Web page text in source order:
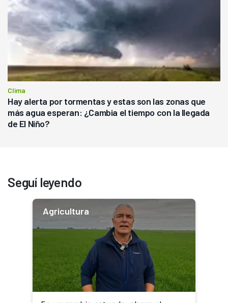
Clima
Hay alerta por tormentas y estas son las zonas que
más agua esperan: ¿Cambia el tiempo con la llegada
de El Niño?
Seguí leyendo
Agricultura